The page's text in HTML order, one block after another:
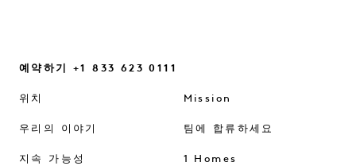
예약하기 +1 833 623 0111
위치
우리의 이야기
지속 가능성
Mission
팀에 합류하세요
1 Homes